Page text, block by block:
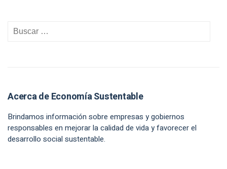
Acerca de Economía Sustentable
Brindamos información sobre empresas y gobiernos
responsables en mejorar la calidad de vida y favorecer el
desarrollo social sustentable.